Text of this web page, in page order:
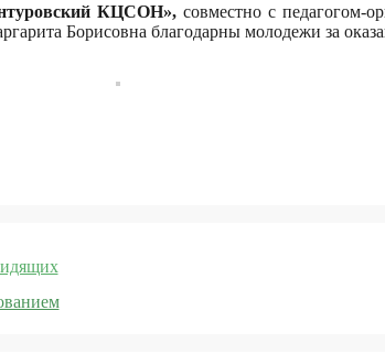
КЦСОН»,совместно с педагогом-
Борисовна благодарны молодежи за